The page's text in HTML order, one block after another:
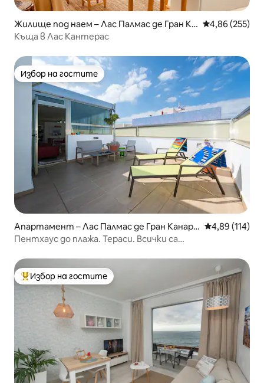
Жилище под наем – Лас Палмас де Гран Ка
нария
Средна
4,86 (255)
Къща в Лас Кантерас
Избор на гостите
Избор на гостите
Апартамент – Лас Палмас де Гран Канари
я
Средна
4,89 (114)
Пентхаус до плажа. Тераси. Всички са
Най-популярен избор на гостите
Избор на гостите